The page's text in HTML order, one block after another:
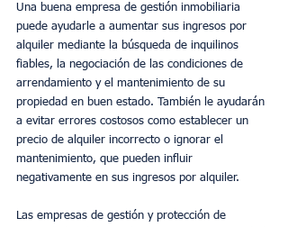
Una buena empresa de gestión inmobiliaria
puede ayudarle a aumentar sus ingresos por
alquiler mediante la búsqueda de inquilinos
fiables, la negociación de las condiciones de
arrendamiento y el mantenimiento de su
propiedad en buen estado. También le ayudarán
a evitar errores costosos como establecer un
precio de alquiler incorrecto o ignorar el
mantenimiento, que pueden influir
negativamente en sus ingresos por alquiler.
Las empresas de gestión y protección de